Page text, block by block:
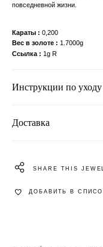
повседневной жизни.
Караты
0,200
Вес в золоте
1.7000g
Ссылка
1g R
Инструкции по уходу
Доставка
SHARE THIS JEWEL
ДОБАВИТЬ В